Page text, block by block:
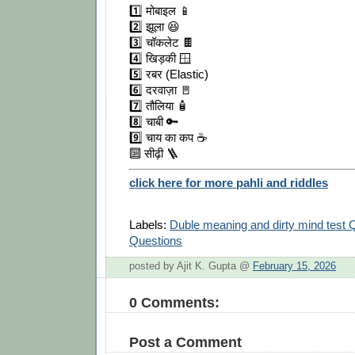
1️⃣ मोबाइल 📱
2️⃣ झूला 😆
3️⃣ चॉकलेट 🍫
4️⃣ खिड़की 🪟
5️⃣ रबर (Elastic)
6️⃣ दरवाज़ा 🚪
7️⃣ तौलिया 🧴
8️⃣ चाबी 🔑
9️⃣ चाय का कप ☕
🔟 सीढ़ी 🪜
click here for more pahli and riddles
Labels: Duble meaning and dirty mind test
Questions
posted by Ajit K. Gupta @ February 15, 2026
0 Comments:
Post a Comment